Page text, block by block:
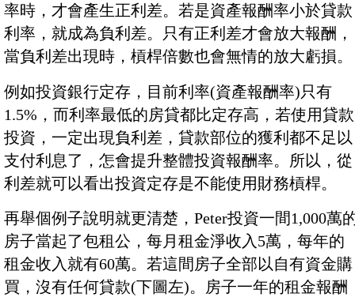
率時，才會產生正利差。若是資產報酬率小於貸款
利率，就成為負利差。只有正利差才會放大報酬，
當負利差出現時，槓桿倍數也會無情的放大虧損。
例如投資銀行定存，目前利率(資產報酬率)只有
1.5%，而利率最低的房貸都比定存高，若使用貸款
投資，一定出現負利差，貸款部位的獲利都不足以
支付利息了，怎會提升整體投資報酬率。所以，從
利差就可以看出投資定存是不能使用財務槓桿。
再舉個例子說明就更清楚，Peter投資一間1,000萬
房子當起了包租公，每月租金淨收入5萬，每年的
租金收入就有60萬。若這間房子全部以自有資金購
買，沒有任何貸款(下圖左)。房子一年的租金報酬